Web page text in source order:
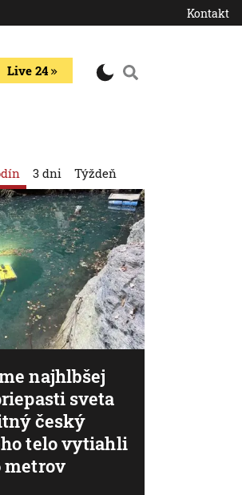
Kontakt
Live 24
najhlbšej
sveta
český
telo vytiahli
metrov
3 dni Týždeň